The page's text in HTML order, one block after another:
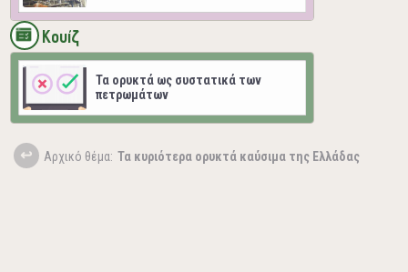
Κουίζ
Τα ορυκτά ως συστατικά των
πετρωμάτων
Aρχικό θέμα: Τα κυριότερα ορυκτά καύσιμα της Ελλάδας